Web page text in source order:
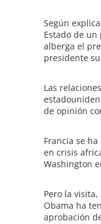
Según
Estado de un
alberga el
presidente
Las
de opinión
Francia se
en crisis
Washington
Pero la
Obama ha
aprobación